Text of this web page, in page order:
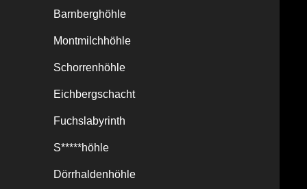
Barnberghöhle
Montmilchhöhle
Schorrenhöhle
Eichbergschacht
Fuchslabyrinth
S*****höhle
Dörrhaldenhöhle